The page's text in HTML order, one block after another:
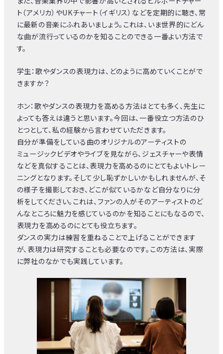
ト（アメリカ）やUKチャート（イギリス）などを定期的に聴き、常
に最新の音楽にふれあいましょう。これは、いま世界的にどん
な曲が流行っているのかを知ることのできる一番よい方法で
す。
学生：歌やダンスの表現力は、どのように高めていくことがで
きますか？
ホン：歌やダンスの表現力を高める方法はとても多く、先生に
よっても答えは違うと思います。今回は、一番役立つ方法のひ
とつとして、私の経験から言わせていただきます。
自分が準備をしている曲のオリジナルのアーティストの
ミュージックビデオやライブを見ながら、ジェスチャーや表情
などを真似することは、表現力を高めるのにとてもよいトレー
ニングとなります。そして少し恥ずかしいかもしれませんが、そ
の様子を撮影しておき、どこが似ているかなど自分なりに分
析をしてください。これは、ファンの人がそのアーティストのど
んなところに魅力を感じているのかを知ることにもなるので、
表現力を高めるのにとても役立ちます。
ダンスの実力は練習を重ねることで上げることができます
が、表現力は研究することも必要なのです。この方法は、実際
に弊社のなかでも実践しています。